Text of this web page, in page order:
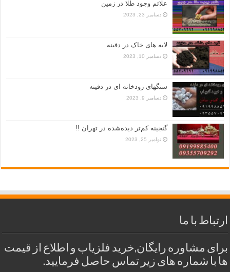
علائم وجود طلا در زمین
دسامبر 23, 2023
لایه های خاک در دفینه
دسامبر 10, 2023
سنگهای رودخانه ای در دفینه
دسامبر 9, 2023
گنجینه کم‌تر دیده‌شده در تهران !!
نوامبر 25, 2023
ارتباط با ما
برای مشاوره رایگان,خرید فلزیاب و اطلاع از قیمت
ها با شماره های زیر تماس حاصل فرمایید.